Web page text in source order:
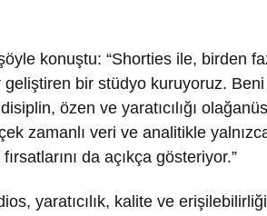
konuştu: “Shorties ile, birden
bir stüdyo kuruyoruz.
disiplin, özen ve yaratıcılığı
zamanlı veri ve analitikle
da açıkça gösteriyor.”
yaratıcılık, kalite ve